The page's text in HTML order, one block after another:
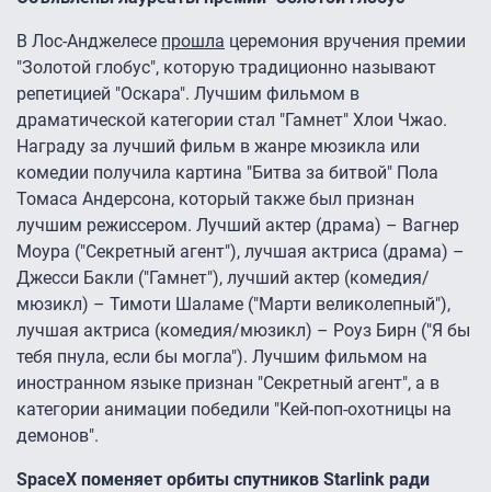
В Лос-Анджелесе прошла церемония вручения премии
"Золотой глобус", которую традиционно называют
репетицией "Оскара". Лучшим фильмом в
драматической категории стал "Гамнет" Хлои Чжао.
Награду за лучший фильм в жанре мюзикла или
комедии получила картина "Битва за битвой" Пола
Томаса Андерсона, который также был признан
лучшим режиссером. Лучший актер (драма) – Вагнер
Моура ("Секретный агент"), лучшая актриса (драма) –
Джесси Бакли ("Гамнет"), лучший актер (комедия/
мюзикл) – Тимоти Шаламе ("Марти великолепный"),
лучшая актриса (комедия/мюзикл) – Роуз Бирн ("Я бы
тебя пнула, если бы могла"). Лучшим фильмом на
иностранном языке признан "Секретный агент", а в
категории анимации победили "Кей-поп-охотницы на
демонов".
SpaceX поменяет орбиты спутников Starlink ради